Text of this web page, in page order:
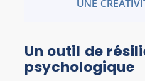
UNE
Un outil de
psychologique